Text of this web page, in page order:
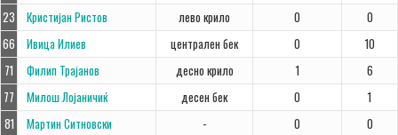
23
Кристијан Ристов лево крило 0
0
66
Ивица Илиев централен бек 0
10
71
Филип Трајанов десно крило 1
6
77
Милош Лојаничиќ десен бек 0
1
81
Мартин Ситновски - 0
0